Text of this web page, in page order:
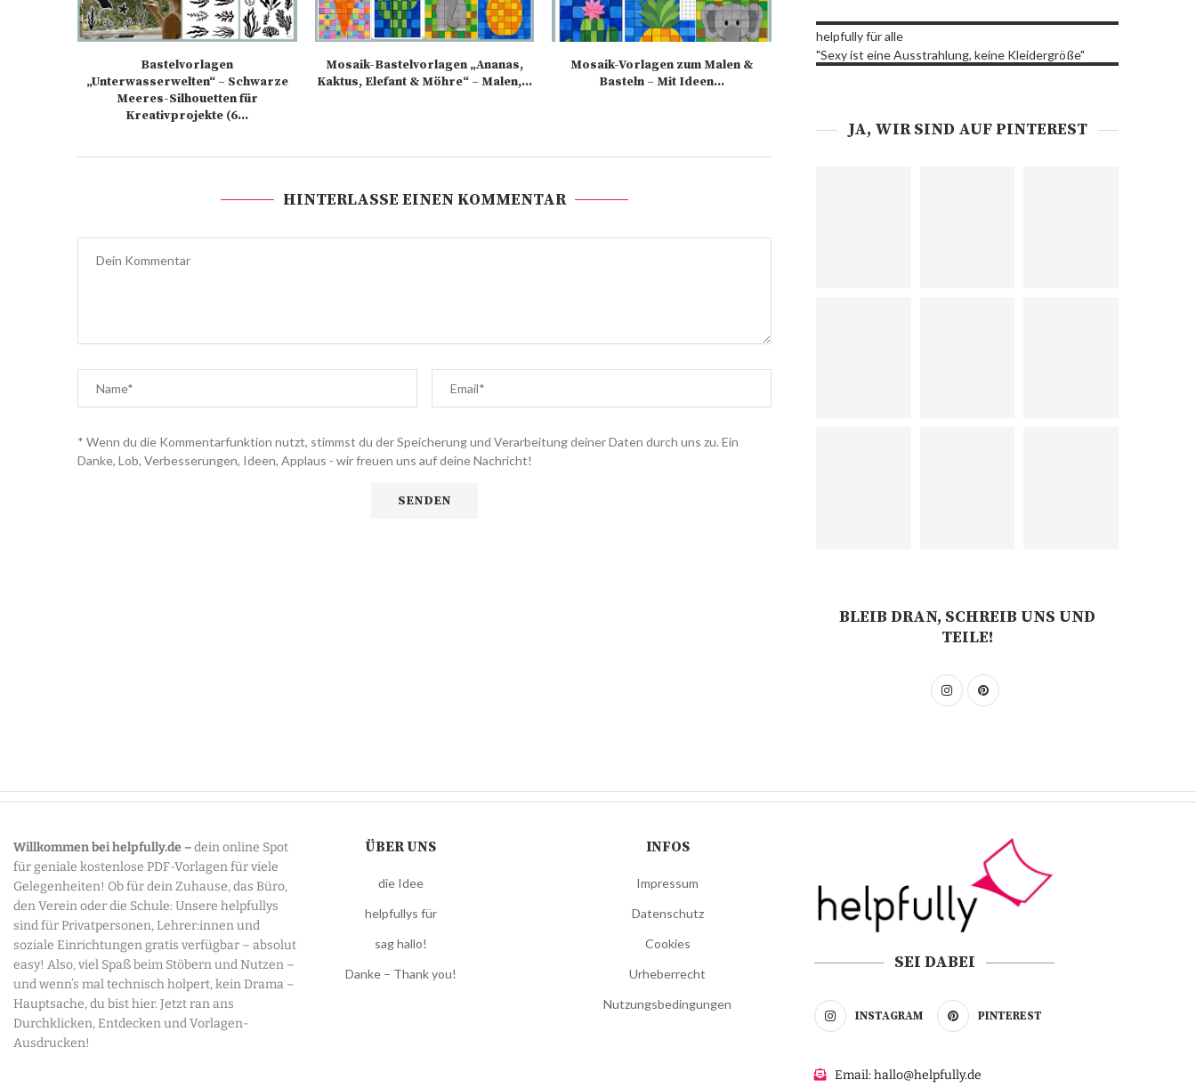
Bastelvorlagen
„Unterwasserwelten“ – Schwarze
Meeres-Silhouetten für
Kreativprojekte (6...
Mosaik-Bastelvorlagen „Ananas,
Kaktus, Elefant & Möhre“ – Malen,...
Mosaik-Vorlagen zum Malen &
Basteln – Mit Ideen...
HINTERLASSE EINEN KOMMENTAR
* Wenn du die Kommentarfunktion nutzt, stimmst du der Speicherung und Verarbeitung deiner Daten durch uns zu. Ein
Danke, Lob, Verbesserungen, Ideen, Applaus - wir freuen uns auf deine Nachricht!
helpfully für alle
"Sexy ist eine Ausstrahlung, keine Kleidergröße"
JA, WIR SIND AUF PINTEREST
BLEIB DRAN, SCHREIB UNS UND
TEILE!
Willkommen bei helpfully.de –dein online Spot
für geniale kostenlose PDF-Vorlagen für viele
Gelegenheiten! Ob für dein Zuhause, das Büro,
den Verein oder die Schule: Unsere helpfullys
sind für Privatpersonen, Lehrer:innen und
soziale Einrichtungen gratis verfügbar – absolut
easy! Also, viel Spaß beim Stöbern und Nutzen –
und wenn’s mal technisch holpert, kein Drama –
Hauptsache, du bist hier. Jetzt ran ans
Durchklicken, Entdecken und Vorlagen-
Ausdrucken!
ÜBER UNS
die Idee
helpfullys für
sag hallo!
Danke – Thank you!
INFOS
Impressum
Datenschutz
Cookies
Urheberrecht
Nutzungsbedingungen
SEI DABEI
INSTAGRAM PINTEREST
Email: hallo@helpfully.de